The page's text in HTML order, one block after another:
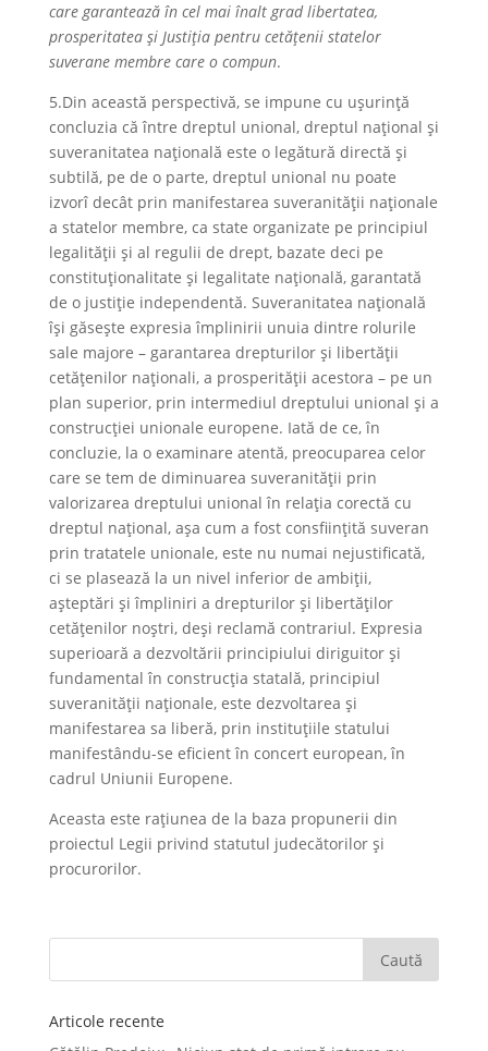
care garantează în cel mai înalt grad libertatea,
prosperitatea și Justiția pentru cetățenii statelor
suverane membre care o compun.
5.Din această perspectivă, se impune cu ușurință
concluzia că între dreptul unional, dreptul național și
suveranitatea națională este o legătură directă și
subtilă, pe de o parte, dreptul unional nu poate
izvorî decât prin manifestarea suveranității naționale
a statelor membre, ca state organizate pe principiul
legalității și al regulii de drept, bazate deci pe
constituționalitate și legalitate națională, garantată
de o justiție independentă. Suveranitatea națională
își găsește expresia împlinirii unuia dintre rolurile
sale majore – garantarea drepturilor și libertății
cetățenilor naționali, a prosperității acestora – pe un
plan superior, prin intermediul dreptului unional și a
construcției unionale europene. Iată de ce, în
concluzie, la o examinare atentă, preocuparea celor
care se tem de diminuarea suveranității prin
valorizarea dreptului unional în relația corectă cu
dreptul național, așa cum a fost consființită suveran
prin tratatele unionale, este nu numai nejustificată,
ci se plasează la un nivel inferior de ambiții,
așteptări și împliniri a drepturilor și libertăților
cetățenilor noștri, deși reclamă contrariul. Expresia
superioară a dezvoltării principiului diriguitor și
fundamental în construcția statală, principiul
suveranității naționale, este dezvoltarea și
manifestarea sa liberă, prin instituțiile statului
manifestându-se eficient în concert european, în
cadrul Uniunii Europene.
Aceasta este rațiunea de la baza propunerii din
proiectul Legii privind statutul judecătorilor și
procurorilor.
Articole recente